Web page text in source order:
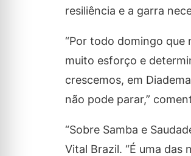
resiliência e a garra
“Por todo domingo que
muito esforço e
crescemos, em
não pode parar,”
“Sobre Samba e
Vital Brazil. “É uma das